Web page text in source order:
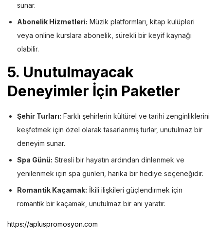
sunar.
Abonelik Hizmetleri: Müzik platformları, kitap kulüpleri
veya online kurslara abonelik, sürekli bir keyif kaynağı
olabilir.
5. Unutulmayacak
Deneyimler İçin Paketler
Şehir Turları: Farklı şehirlerin kültürel ve tarihi zenginliklerini
keşfetmek için özel olarak tasarlanmış turlar, unutulmaz bir
deneyim sunar.
Spa Günü: Stresli bir hayatın ardından dinlenmek ve
yenilenmek için spa günleri, harika bir hediye seçeneğidir.
Romantik Kaçamak: İkili ilişkileri güçlendirmek için
romantik bir kaçamak, unutulmaz bir anı yaratır.
https://apluspromosyon.com